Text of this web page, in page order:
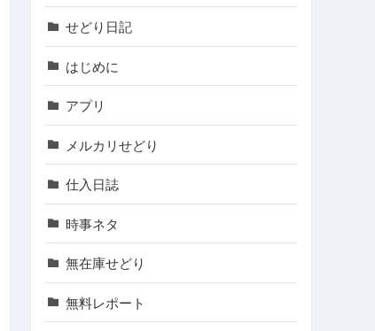
せどり日記
はじめに
アプリ
メルカリせどり
仕入日誌
時事ネタ
無在庫せどり
無料レポート